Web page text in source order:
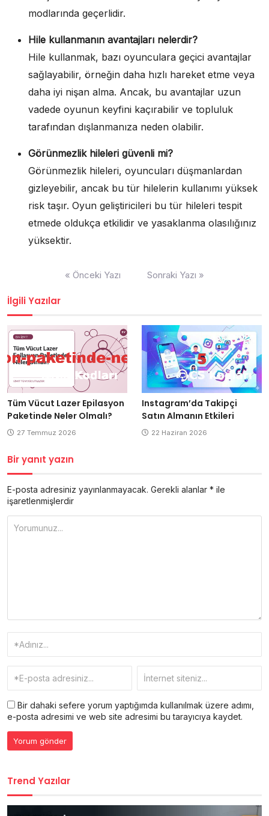
modlarında geçerlidir.
Hile kullanmanın avantajları nelerdir?
Hile kullanmak, bazı oyunculara geçici avantajlar
sağlayabilir, örneğin daha hızlı hareket etme veya
daha iyi nişan alma. Ancak, bu avantajlar uzun
vadede oyunun keyfini kaçırabilir ve topluluk
tarafından dışlanmanıza neden olabilir.
Görünmezlik hileleri güvenli mi?
Görünmezlik hileleri, oyuncuları düşmanlardan
gizleyebilir, ancak bu tür hilelerin kullanımı yüksek
risk taşır. Oyun geliştiricileri bu tür hileleri tespit
etmede oldukça etkilidir ve yasaklanma olasılığınız
yüksektir.
« Önceki Yazı Sonraki Yazı »
İlgili Yazılar
Tüm Vücut Lazer Epilasyon
Paketinde Neler Olmalı?
27 Temmuz 2026
Instagram’da Takipçi
Satın Almanın Etkileri
22 Haziran 2026
Bir yanıt yazın
E-posta adresiniz yayınlanmayacak. Gerekli alanlar * ile
işaretlenmişlerdir
Bir dahaki sefere yorum yaptığımda kullanılmak üzere adımı,
e-posta adresimi ve web site adresimi bu tarayıcıya kaydet.
Trend Yazılar